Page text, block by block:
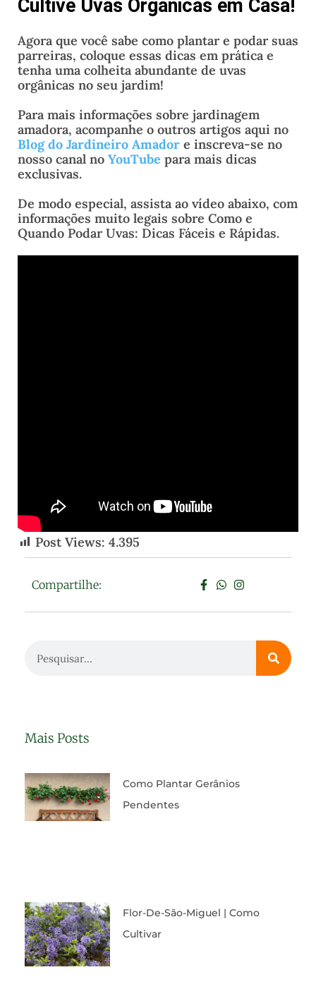
Cultive Uvas Orgânicas em Casa!
Agora que você sabe como plantar e podar suas
parreiras, coloque essas dicas em prática e
tenha uma colheita abundante de uvas
orgânicas no seu jardim!
Para mais informações sobre jardinagem
amadora, acompanhe o outros artigos aqui no
Blog do Jardineiro Amador e inscreva-se no
nosso canal no YouTube para mais dicas
exclusivas.
De modo especial, assista ao vídeo abaixo, com
informações muito legais sobre Como e
Quando Podar Uvas: Dicas Fáceis e Rápidas.
Post Views: 4.395
Compartilhe:
Mais Posts
Como Plantar Gerânios
Pendentes
Flor-De-São-Miguel | Como
Cultivar